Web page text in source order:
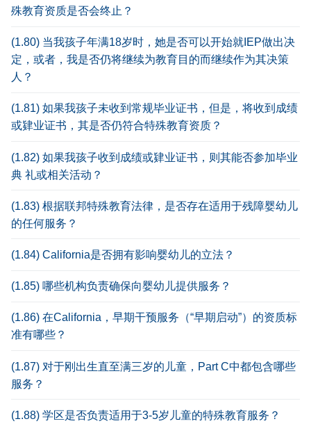
殊教育资质是否会终止？
(1.80) 当我孩子年满18岁时，她是否可以开始就IEP做出决
定，或者，我是否仍将继续为教育目的而继续作为其决策
人？
(1.81) 如果我孩子未收到常规毕业证书，但是，将收到成绩
或肄业证书，其是否仍符合特殊教育资质？
(1.82) 如果我孩子收到成绩或肄业证书，则其能否参加毕业
典 礼或相关活动？
(1.83) 根据联邦特殊教育法律，是否存在适用于残障婴幼儿
的任何服务？
(1.84) California是否拥有影响婴幼儿的立法？
(1.85) 哪些机构负责确保向婴幼儿提供服务？
(1.86) 在California，早期干预服务（“早期启动”）的资质标
准有哪些？
(1.87) 对于刚出生直至满三岁的儿童，Part C中都包含哪些
服务？
(1.88) 学区是否负责适用于3-5岁儿童的特殊教育服务？